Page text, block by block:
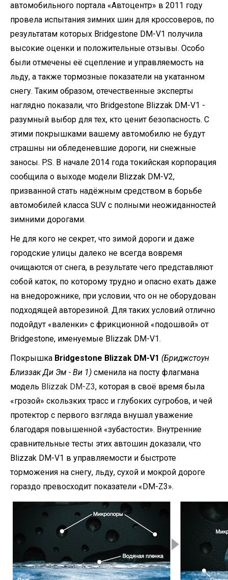
автомобильного портала «Автоцентр» в 2011 году
провела испытания зимних шин для кроссоверов, по
результатам которых Bridgestone DM-V1 получила
высокие оценки и положительные отзывы. Особо
были отмечены её сцепление и управляемость на
льду, а также тормозные показатели на укатанном
снегу. Таким образом, отечественные эксперты
наглядно показали, что Bridgestone Blizzak DM-V1 -
разумный выбор для тех, кто ценит безопасность. С
этими покрышками вашему автомобилю не будут
страшны ни обледеневшие дороги, ни снежные
заносы. P.S. В начале 2014 года токийская корпорация
сообщила о выходе модели Blizzak DM-V2,
призванной стать надёжным средством в борьбе
автомобилей класса SUV с полными неожиданностей
зимними дорогами.
Не для кого не секрет, что зимой дороги и даже
городские улицы далеко не всегда вовремя
очищаются от снега, в результате чего представляют
собой каток, по которому трудно и опасно ехать даже
на внедорожнике, при условии, что он не оборудован
подходящей авторезиной. Для таких условий отлично
подойдут «валенки» с фрикционной «подошвой» от
Bridgestone, именуемые Blizzak DM-V1.
Покрышка Bridgestone Blizzak DM-V1 (Бриджстоун
Близзак Ди Эм - Ви 1) сменила на посту флагмана
модель Blizzak DM-Z3, которая в своё время была
«грозой» скользких трасс и глубоких сугробов, и чей
протектор с первого взгляда внушал уважение
благодаря повышенной «зубастости». Внутренние
сравнительные тесты этих автошин доказали, что
Blizzak DM-V1 в управляемости и быстроте
торможения на снегу, льду, сухой и мокрой дороге
гораздо превосходит показатели «DM-Z3».